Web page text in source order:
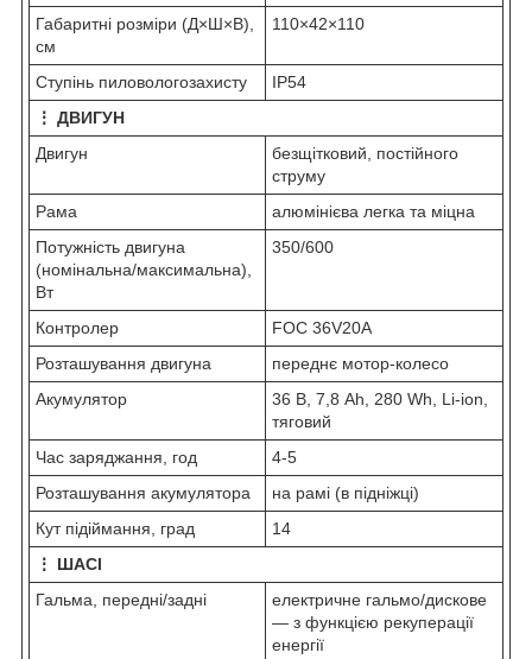
Габаритні розміри (Д×Ш×В),
см
110×42×110
Cтупінь пиловологозахисту
IP54
⋮ ДВИГУН
Двигун
безщітковий, постійного
струму
Рама
алюмінієва легка та міцна
Потужність двигуна
(номінальна/максимальна),
Вт
350/600
Контролер
FOC 36V20A
Розташування двигуна
переднє мотор-колесо
Акумулятор
36 В, 7,8 Ah, 280 Wh, Li-ion,
тяговий
Час заряджання, год
4-5
Розташування акумулятора
на рамі (в підніжці)
Кут підіймання, град
14
⋮ ШАСІ
Гальма, передні/задні
електричне гальмо/дискове
— з функцією рекуперації
енергії